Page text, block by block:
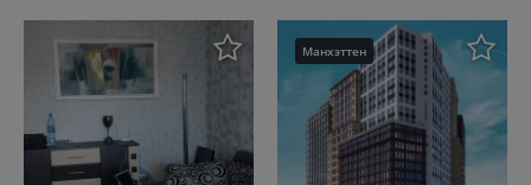
Манхэттен